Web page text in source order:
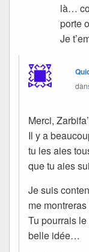
là…
porte
Je
Merci,
Il y a
tu les aies
que tu aies
Je suis
me
Tu pourrais
belle idée…